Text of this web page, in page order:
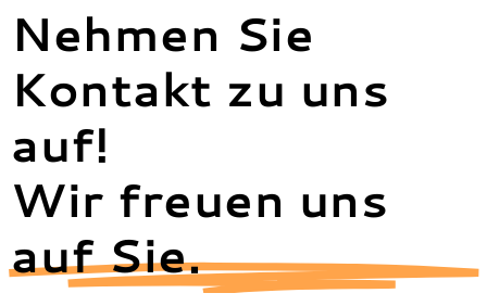
Nehmen Sie
Kontakt zu uns
auf!
Wir freuen uns
auf Sie.